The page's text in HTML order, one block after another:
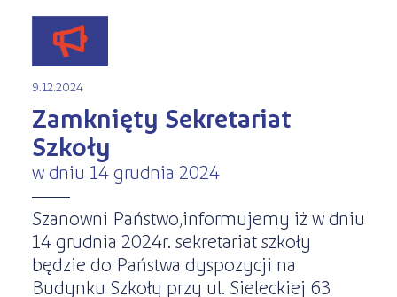
9.12.2024
Zamknięty Sekretariat
Szkoły
w dniu 14 grudnia 2024
Szanowni Państwo,informujemy iż w dniu
14 grudnia 2024r. sekretariat szkoły
będzie do Państwa dyspozycji na
Budynku Szkoły przy ul. Sieleckiej 63